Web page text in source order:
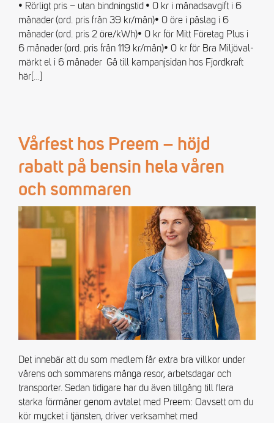
• Rörligt pris – utan bindningstid • 0 kr i månadsavgift i 6
månader (ord. pris från 39 kr/mån)• 0 öre i påslag i 6
månader (ord. pris 2 öre/kWh)• 0 kr för Mitt Företag Plus i
6 månader (ord. pris från 119 kr/mån)• 0 kr för Bra Miljöval-
märkt el i 6 månader Gå till kampanjsidan hos Fjordkraft
här […]
Vårfest hos Preem – höjd
rabatt på bensin hela våren
och sommaren
Det innebär att du som medlem får extra bra villkor under
vårens och sommarens många resor, arbetsdagar och
transporter. Sedan tidigare har du även tillgång till flera
starka förmåner genom avtalet med Preem: Oavsett om du
kör mycket i tjänsten, driver verksamhet med